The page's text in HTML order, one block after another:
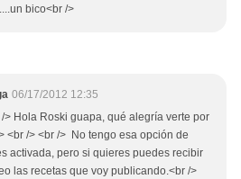
bico<br />
06/17/2012 12:35
/> Hola Roski guapa, qué alegría verte por
<br /> <br /> No tengo esa opción de
activada, pero si quieres puedes recibir
las recetas que voy publicando.<br />